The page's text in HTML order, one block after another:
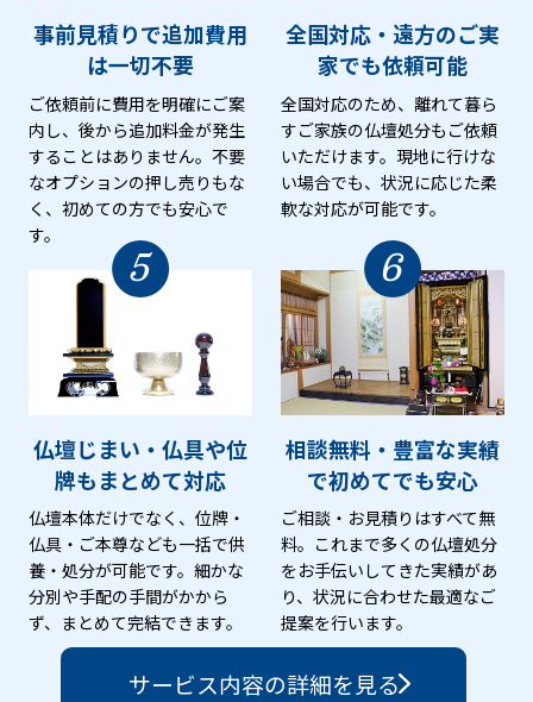
事前見積りで追加費用
は一切不要
ご依頼前に費用を明確にご案
内し、後から追加料金が発生
することはありません。不要
なオプションの押し売りもな
く、初めての方でも安心で
す。
全国対応・遠方のご実
家でも依頼可能
全国対応のため、離れて暮ら
すご家族の仏壇処分もご依頼
いただけます。現地に行けな
い場合でも、状況に応じた柔
軟な対応が可能です。
5
仏壇じまい・仏具や位
牌もまとめて対応
仏壇本体だけでなく、位牌・
仏具・ご本尊なども一括で供
養・処分が可能です。細かな
分別や手配の手間がかから
ず、まとめて完結できます。
6
相談無料・豊富な実績
で初めてでも安心
ご相談・お見積りはすべて無
料。これまで多くの仏壇処分
をお手伝いしてきた実績があ
り、状況に合わせた最適なご
提案を行います。
サービス内容の詳細を見る